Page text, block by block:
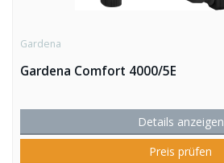
Gardena
Gardena Comfort 4000/5E
Details anzeigen
Preis prüfen